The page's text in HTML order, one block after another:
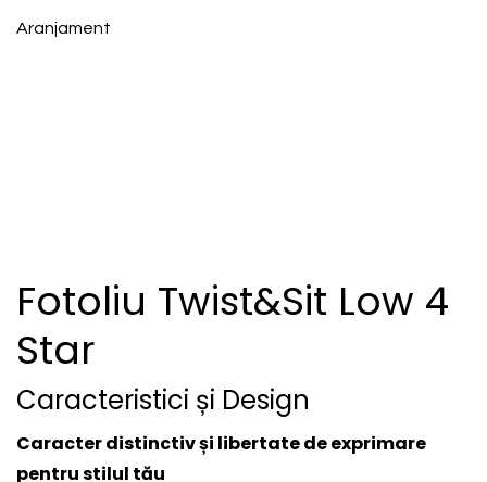
Aranjament
Fotoliu Twist&Sit Low 4
Star
Caracteristici și Design
Caracter distinctiv și libertate de exprimare
pentru stilul tău